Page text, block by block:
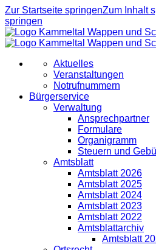
Zur Startseite springenZum Inhalt
springen
Aktuelles
Veranstaltungen
Notrufnummern
Bürgerservice
Verwaltung
Ansprechpartner
Formulare
Organigramm
Steuern und
Amtsblatt
Amtsblatt 2026
Amtsblatt 2025
Amtsblatt 2024
Amtsblatt 2023
Amtsblatt 2022
Amtsblattarchiv
Amtsblatt